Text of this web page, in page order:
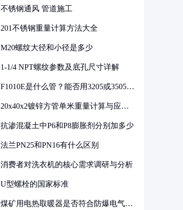
不锈钢通风 管道施工
201不锈钢重量计算方法大全
M20螺纹大径和小径是多少
1-1/4 NPT螺纹参数及底孔尺寸详解
F1010E是什么管？能否用3205或3505代
20x40x2镀锌方管单米重量计算与应用
抗渗混凝土中P6和P8膨胀剂分别加多少
法兰PN25和PN16有什么区别
消费者对洗衣机的核心需求调研与分析
U型螺栓的国家标准
煤矿用电热取暖器是否符合防爆电气设